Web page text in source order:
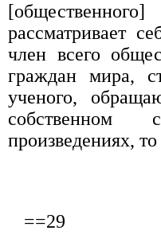
рассматривает
член всего
граждан мира,
ученого,
произведениях, то
==29